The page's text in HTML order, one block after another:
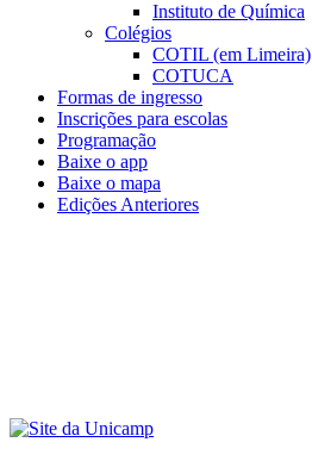
Instituto de Química
Colégios
COTIL (em Limeira)
COTUCA
Formas de ingresso
Inscrições para escolas
Programação
Baixe o app
Baixe o mapa
Edições Anteriores